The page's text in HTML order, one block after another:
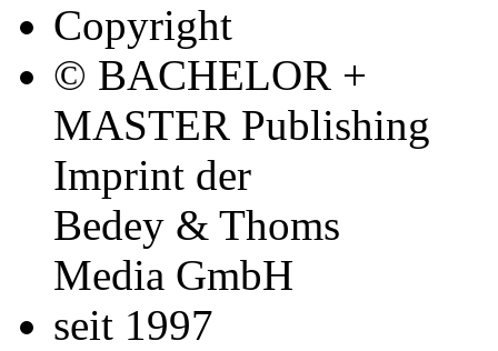
Copyright
© BACHELOR +
MASTER Publishing
Imprint der
Bedey & Thoms
Media GmbH
seit 1997